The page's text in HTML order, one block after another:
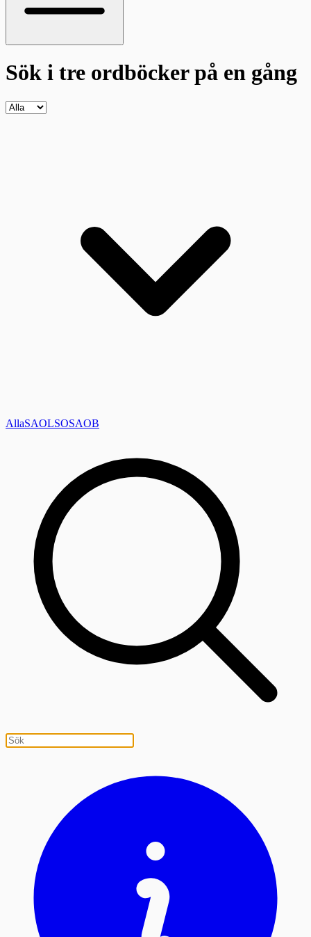
Sök i tre ordböckerpå en gång
AllaSAOLSOSAOB